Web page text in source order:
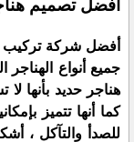
أفضل تصميم
أفضل شركة
جميع أنواع الهناجر
هناجر حديد بأنها
كما أنها تتميز
للصدأ والتآكل ،